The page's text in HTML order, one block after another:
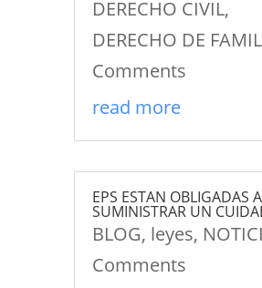
DERECHO CIVIL,
DERECHO DE
Comments
read more
EPS ESTAN OBLIGADAS A
SUMINISTRAR UN
BLOG, leyes,
Comments